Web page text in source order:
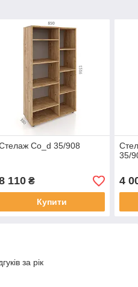
Co_d 35/908
110₴
Купити
35/
4
за рік